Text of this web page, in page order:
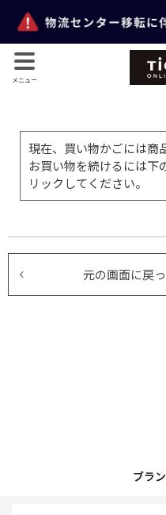
メニュー
現在、買い物かごには商
お買い物を続けるには下
リックしてください。
元の画面に戻
ブラ